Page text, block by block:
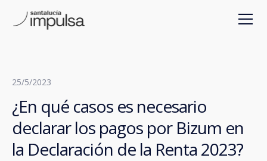
25/5/2023
¿En qué casos es necesario
declarar los pagos por Bizum en
la Declaración de la Renta 2023?